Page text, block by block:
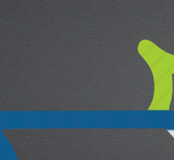
Conoce